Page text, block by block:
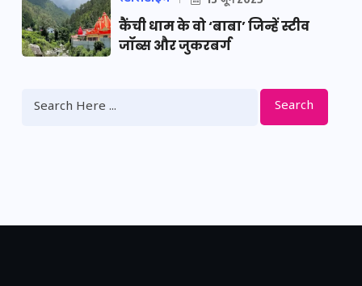
कैंची धाम के वो ‘बाबा’ जिन्हें स्टीव
जॉब्स और जुकरबर्ग
Search